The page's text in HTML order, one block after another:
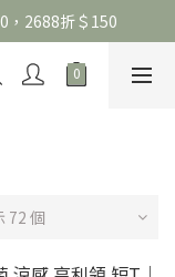
，2688折＄150
，2688折＄150
免運
72 個